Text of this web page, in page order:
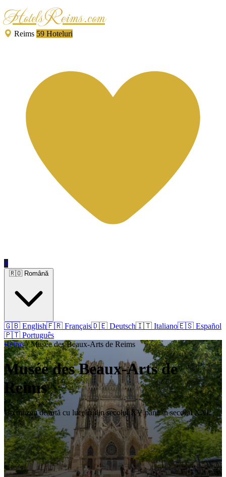
HotelsReims.com
Reims 59 Hoteluri
0
🇷🇴 Română
🇬🇧 English🇫🇷 Français🇩🇪 Deutsch🇮🇹 Italiano🇪🇸 Español
🇵🇹 Português
Reims› Musée des Beaux-Arts de Reims
Musée des Beaux-Arts de
Reims
Un muzeu de artă cu lucrări din secolul XV până în secolul XXI.